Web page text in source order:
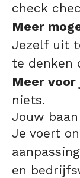
check
Meer
Jezelf uit
te denken
Meer voor
niets.
Jouw
Je voert
en